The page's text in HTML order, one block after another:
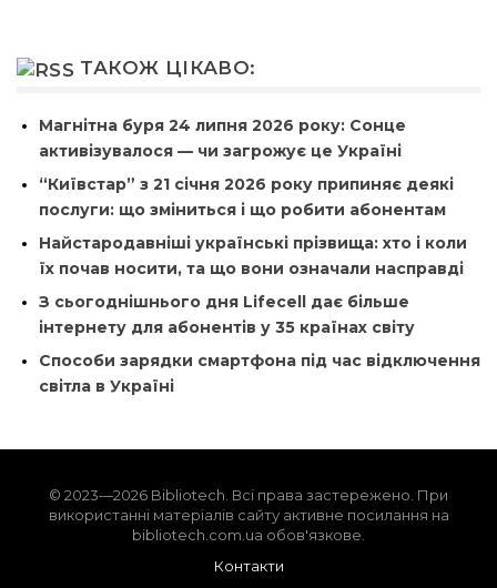
ТАКОЖ ЦІКАВО:
Магнітна буря 24 липня 2026 року: Сонце
активізувалося — чи загрожує це Україні
“Київстар” з 21 січня 2026 року припиняє деякі
послуги: що зміниться і що робити абонентам
Найстародавніші українські прізвища: хто і коли
їх почав носити, та що вони означали насправді
З сьогоднішнього дня Lifecell дає більше
інтернету для абонентів у 35 країнах світу
Способи зарядки смартфона під час відключення
світла в Україні
© 2023—2026 Bibliotech. Всі права застережено. При
використанні матеріалів сайту активне посилання на
bibliotech.com.ua обов'язкове.
Контакти